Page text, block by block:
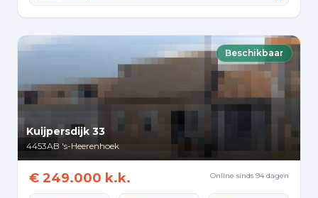
Beschikbaar
Kuijpersdijk 33
4453AB 's-Heerenhoek
€ 249.000 k.k. Online sinds 94 dagen